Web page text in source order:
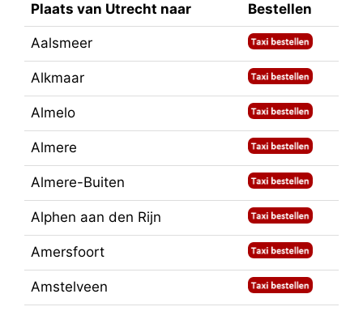
Plaats van Utrecht naar Bestellen
Aalsmeer
Alkmaar
Almelo
Almere
Almere-Buiten
Alphen aan den Rijn
Amersfoort
Amstelveen